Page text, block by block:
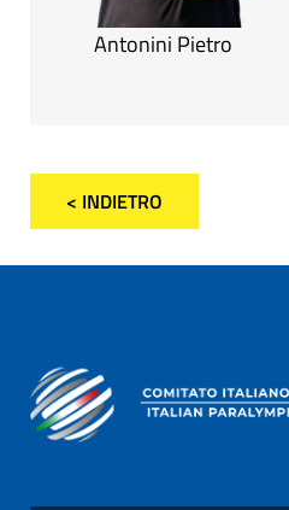
Antonini Pietro
< INDIETRO